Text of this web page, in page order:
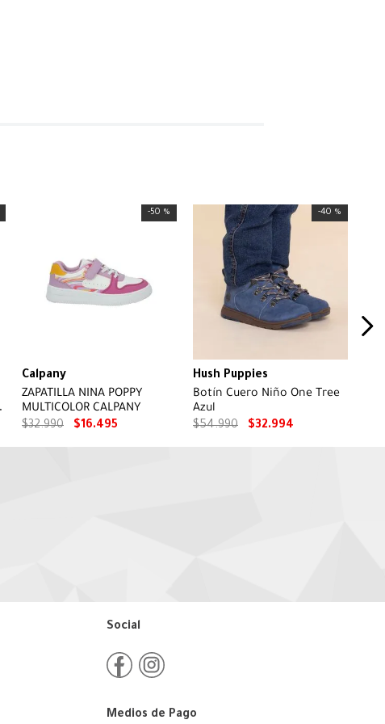
-50 %
Calpany
ZAPATILLA NINA POPPY
MULTICOLOR CALPANY
$32.990 $16.495
-40 %
Hush Puppies
Botín Cuero Niño One Tree
Azul
$54.990 $32.994
Social
Medios de Pago